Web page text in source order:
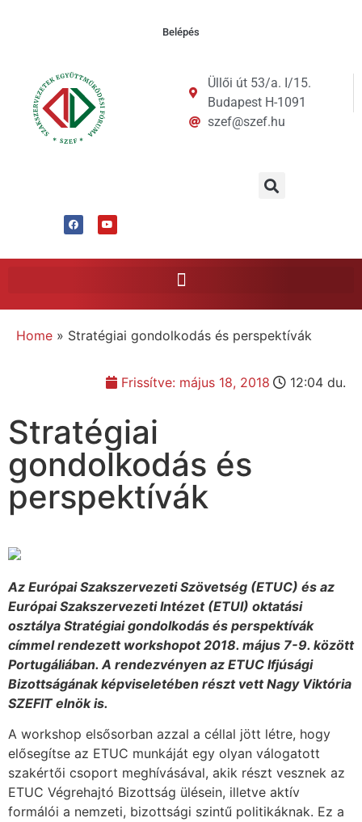
Belépés
Üllői út 53/a. I/15.
Budapest H-1091
szef@szef.hu
Home » Stratégiai gondolkodás és perspektívák
Frissítve: május 18, 2018 12:04 du.
Stratégiai
gondolkodás és
perspektívák
Az Európai Szakszervezeti Szövetség (ETUC) és az
Európai Szakszervezeti Intézet (ETUI) oktatási
osztálya Stratégiai gondolkodás és perspektívák
címmel rendezett workshopot 2018. május 7-9. között
Portugáliában. A rendezvényen az ETUC Ifjúsági
Bizottságának képviseletében részt vett Nagy Viktória
SZEFIT elnök is.
A workshop elsősorban azzal a céllal jött létre, hogy
elősegítse az ETUC munkáját egy olyan válogatott
szakértői csoport meghívásával, akik részt vesznek az
ETUC Végrehajtó Bizottság ülésein, illetve aktív
formálói a nemzeti, bizottsági szintű politikáknak. Ez a